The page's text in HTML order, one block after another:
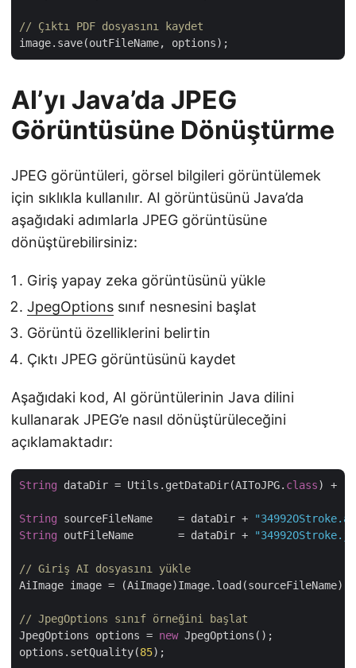
// Çıktı PDF dosyasını kaydet
AI’yı Java’da JPEG
Görüntüsüne Dönüştürme
JPEG görüntüleri, görsel bilgileri görüntülemek
için sıklıkla kullanılır. AI görüntüsünü Java’da
aşağıdaki adımlarla JPEG görüntüsüne
dönüştürebilirsiniz:
Giriş yapay zeka görüntüsünü yükle
JpegOptions sınıf nesnesini başlat
Görüntü özelliklerini belirtin
Çıktı JPEG görüntüsünü kaydet
Aşağıdaki kod, AI görüntülerinin Java dilini
kullanarak JPEG’e nasıl dönüştürüleceğini
açıklamaktadır:
String dataDir = Utils.getDataDir(AIToJPG. class) +
String sourceFileName    = dataDir +
String outFileName       = dataDir +
// Giriş AI dosyasını yükle
AiImage image = (AiImage)Image.load(sourceFileName);
// JpegOptions sınıf örneğini başlat
JpegOptions options = new JpegOptions();
options.setQuality(85);